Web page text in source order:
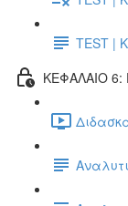
TEST |
ΚΕΦΑΛΑΙΟ 6: